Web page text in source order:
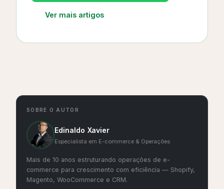
Ver mais artigos
SOBRE O AUTOR
Edinaldo Xavier
Especialista em E-commerce & Operações
Mais de 10 anos estruturando operações de e-
commerce para crescimento com eficiência — Shopify,
Magento, WooCommerce e CRM.